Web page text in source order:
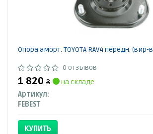
Опора аморт. TOYOTA RAV4 передн. (вир-
0 отзывов
1 820 ₴
на складе
Артикул:
FEBEST
КУПИТЬ